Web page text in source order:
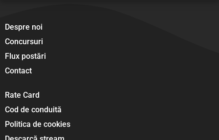
Despre noi
Concursuri
Flux postări
Contact
Rate Card
Cod de conduită
Politica de cookies